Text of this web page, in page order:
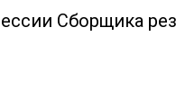
Сборщика